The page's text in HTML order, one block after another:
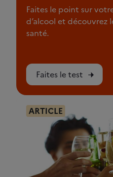
Faites le point sur
d’alcool et découvrez
santé.
Faites le test
ARTICLE